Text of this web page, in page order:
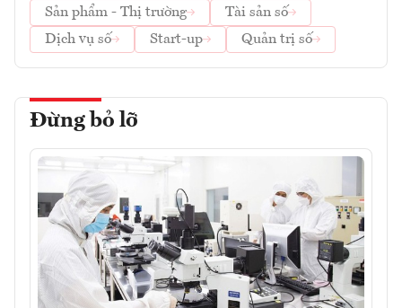
Sản phẩm - Thị trường
Tài sản số
Dịch vụ số
Start-up Quản trị số
Đừng bỏ lỡ